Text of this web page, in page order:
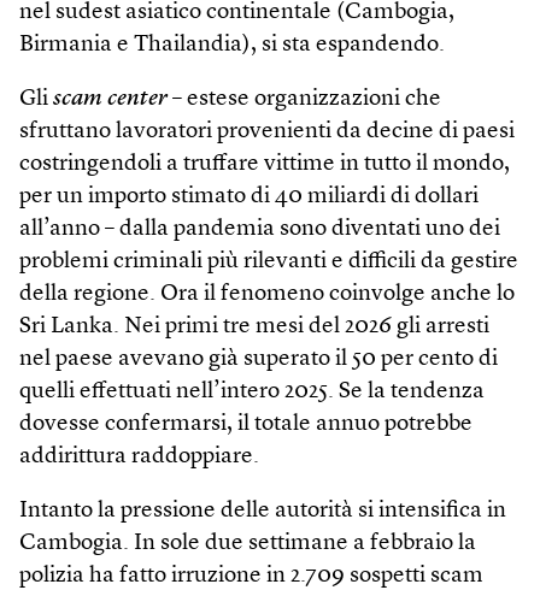
nel sudest asiatico continentale (Cambogia,
Birmania e Thailandia), si sta espandendo.
Gli scam center– estese organizzazioni che
sfruttano lavoratori provenienti da decine di paesi
costringendoli a truffare vittime in tutto il mondo,
per un importo stimato di 40 miliardi di dollari
all’anno – dalla pandemia sono diventati uno dei
problemi criminali più rilevanti e difficili da gestire
della regione. Ora il fenomeno coinvolge anche lo
Sri Lanka. Nei primi tre mesi del 2026 gli arresti
nel paese avevano già superato il 50 per cento di
quelli effettuati nell’intero 2025. Se la tendenza
dovesse confermarsi, il totale annuo potrebbe
addirittura raddoppiare.
Intanto la pressione delle autorità si intensifica in
Cambogia. In sole due settimane a febbraio la
polizia ha fatto irruzione in 2.709 sospetti scam